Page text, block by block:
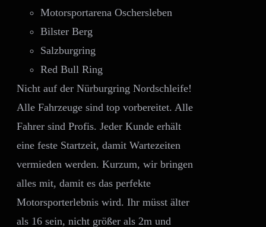
Motorsportarena Oschersleben
Bilster Berg
Salzburgring
Red Bull Ring
Nicht auf der Nürburgring Nordschleife!
Alle Fahrzeuge sind top vorbereitet. Alle
Fahrer sind Profis. Jeder Kunde erhält
eine feste Startzeit, damit Wartezeiten
vermieden werden. Kurzum, wir bringen
alles mit, damit es das perfekte
Motorsporterlebnis wird. Ihr müsst älter
als 16 sein, nicht größer als 2m und